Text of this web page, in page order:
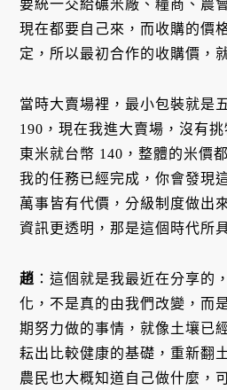
要統一交給碾米廠、糧商、農
現在都要自己來，而收購的價
定，所以最初合作的收購價，
當時大賣場裡，最小包裝就是
190，現在我進大賣場，沒有
東米就台幣 140，整體的米價
我的任務已經完成，你會發現
萬事皆有代價，分級制度做出
資訊更透明，那是這個時代所
趙 ：這個就是我最近在分享的
化，不是真的由我們改變，而
期努力做的事情，就像土壤已
耘出比較健康的基礎，重新翻
農民也大概知道自己做什麼，